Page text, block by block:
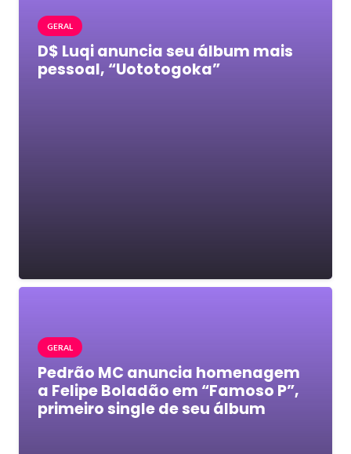
GERAL
D$ Luqi anuncia seu álbum mais
pessoal, “Uototogoka”
GERAL
Pedrão MC anuncia homenagem
a Felipe Boladão em “Famoso P”,
primeiro single de seu álbum